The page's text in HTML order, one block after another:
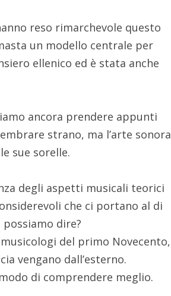
reso rimarchevole questo
un modello centrale per
ellenico ed è stata anche
ancora prendere appunti
strano, ma l’arte sonora
sue sorelle.
degli aspetti musicali teorici
che ci portano al di
dire?
del primo Novecento,
vengano dall’esterno.
di comprendere meglio.